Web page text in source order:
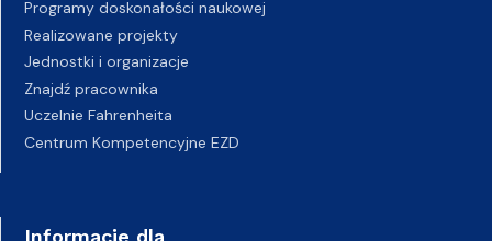
Programy doskonałości naukowej
Realizowane projekty
Jednostki i organizacje
Znajdź pracownika
Uczelnie Fahrenheita
Centrum Kompetencyjne EZD
Informacje dla